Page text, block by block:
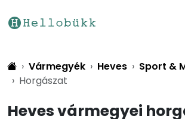
Vármegyék Heves
Sport &
Horgászat
Heves vármegyei